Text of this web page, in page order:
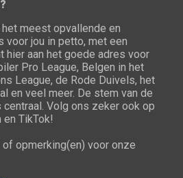
meest opvallende en
voor jou in petto, met een
hier aan het goede adres voor
Pro League, Belgen in het
League, de Rode Duivels, het
en veel meer. De stem van de
Volg ons zeker ook op
en TikTok!
opmerking(en) voor onze